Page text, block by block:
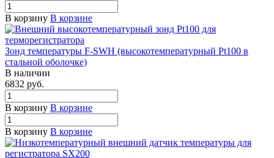
В корзину В корзине
Зонд температуры F-SWH (высокотемпературный Pt100 в
стальной оболочке)
В наличии
6832 руб.
В корзину В корзине
В корзину В корзине